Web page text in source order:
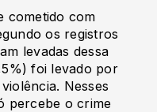
cometido com
os registros
levadas dessa
foi levado por
Nesses
percebe o crime